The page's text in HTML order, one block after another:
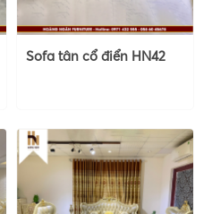
Sofa tân cổ điển HN42